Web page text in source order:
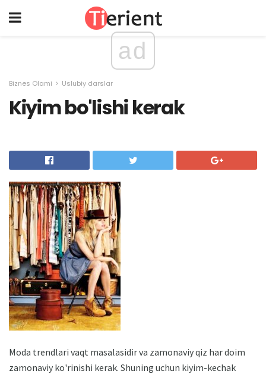
ad
Biznes Olami Uslubiy darslar
Kiyim bo'lishi kerak
Moda trendlari vaqt masalasidir va zamonaviy qiz har doim
zamonaviy ko'rinishi kerak. Shuning uchun kiyim-kechak